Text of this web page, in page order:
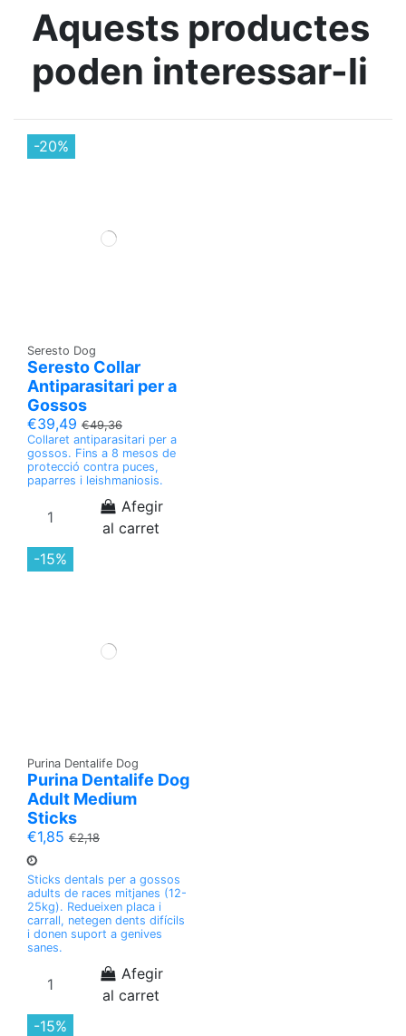
Aquests productes
poden interessar-li
-20%
Seresto Dog
Seresto Collar
Antiparasitari per a
Gossos
€39,49 €49,36
Collaret antiparasitari per a
gossos. Fins a 8 mesos de
protecció contra puces,
paparres i leishmaniosis.
Afegir
al carret
-15%
Purina Dentalife Dog
Purina Dentalife Dog
Adult Medium
Sticks
€1,85 €2,18
Sticks dentals per a gossos
adults de races mitjanes (12-
25kg). Redueixen placa i
carrall, netegen dents difícils
i donen suport a genives
sanes.
Afegir
al carret
-15%